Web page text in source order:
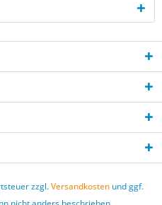
zzgl.Versandkosten und ggf.